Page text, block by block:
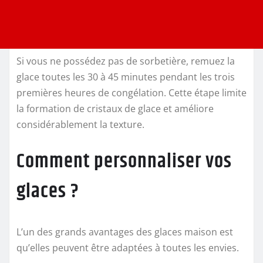
Si vous ne possédez pas de sorbetière, remuez la
glace toutes les 30 à 45 minutes pendant les trois
premières heures de congélation. Cette étape limite
la formation de cristaux de glace et améliore
considérablement la texture.
Comment personnaliser vos
glaces ?
L’un des grands avantages des glaces maison est
qu’elles peuvent être adaptées à toutes les envies.